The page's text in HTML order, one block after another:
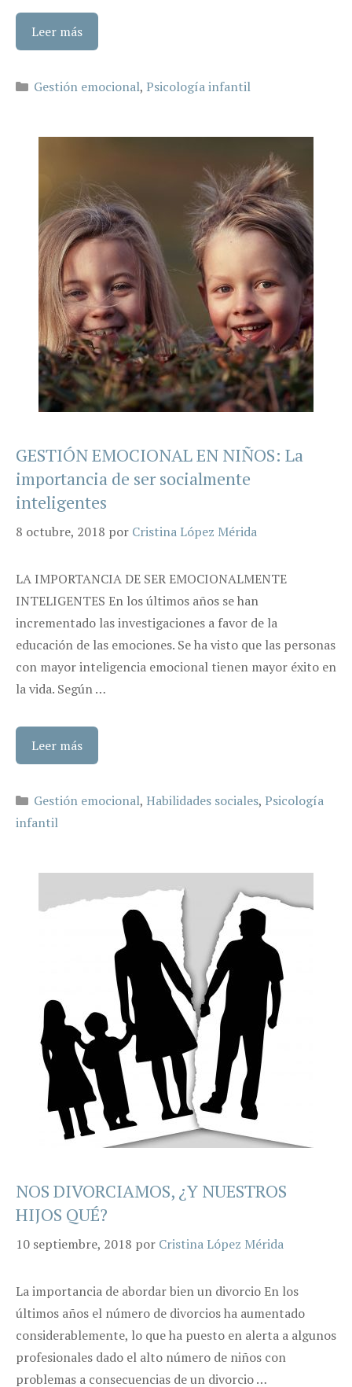
Leer más
Categorías
Gestión emocional, Psicología infantil
GESTIÓN EMOCIONAL EN NIÑOS: La
importancia de ser socialmente
inteligentes
8 octubre, 2018 por Cristina López Mérida
LA IMPORTANCIA DE SER EMOCIONALMENTE
INTELIGENTES En los últimos años se han
incrementado las investigaciones a favor de la
educación de las emociones. Se ha visto que las personas
con mayor inteligencia emocional tienen mayor éxito en
la vida. Según …
Leer más
Categorías
Gestión emocional, Habilidades sociales, Psicología
infantil
NOS DIVORCIAMOS, ¿Y NUESTROS
HIJOS QUÉ?
10 septiembre, 2018 por Cristina López Mérida
La importancia de abordar bien un divorcio En los
últimos años el número de divorcios ha aumentado
considerablemente, lo que ha puesto en alerta a algunos
profesionales dado el alto número de niños con
problemas a consecuencias de un divorcio …